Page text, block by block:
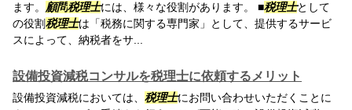
ます。 顧問税理士には、様々な役割があります。 ■税理士として
の役割税理士は「税務に関する専門家」として、提供するサービ
スによって、納税者をサ...
設備投資減税コンサルを税理士に依頼するメリット
設備投資減税においては、 税理士にお問い合わせいただくことに